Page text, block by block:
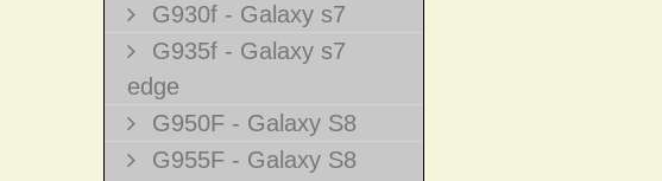
G930f - Galaxy s7
G935f - Galaxy s7
edge
G950F - Galaxy S8
G955F - Galaxy S8